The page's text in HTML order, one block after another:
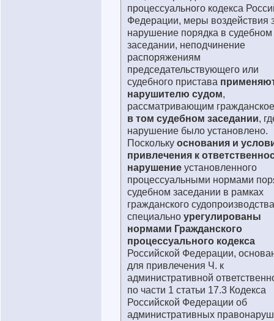
процессуального кодекса
Федерации, меры воздействия
нарушение порядка в судебном
заседании, неподчинение
распоряжениям
председательствующего или
судебного пристава
нарушителю судом,
рассматривающим
в том судебном заседании,
нарушение было установлено.
Поскольку основания и
привлечения к
нарушение установленного
процессуальными нормами
судебном заседании в рамках
гражданского судопроизводства
специально урегулированы
нормами Гражданского
процессуального кодекса
Российской Федерации,
для привлечения Ч. к
административной
по части 1 статьи 17.3 Кодекса
Российской Федерации об
административных